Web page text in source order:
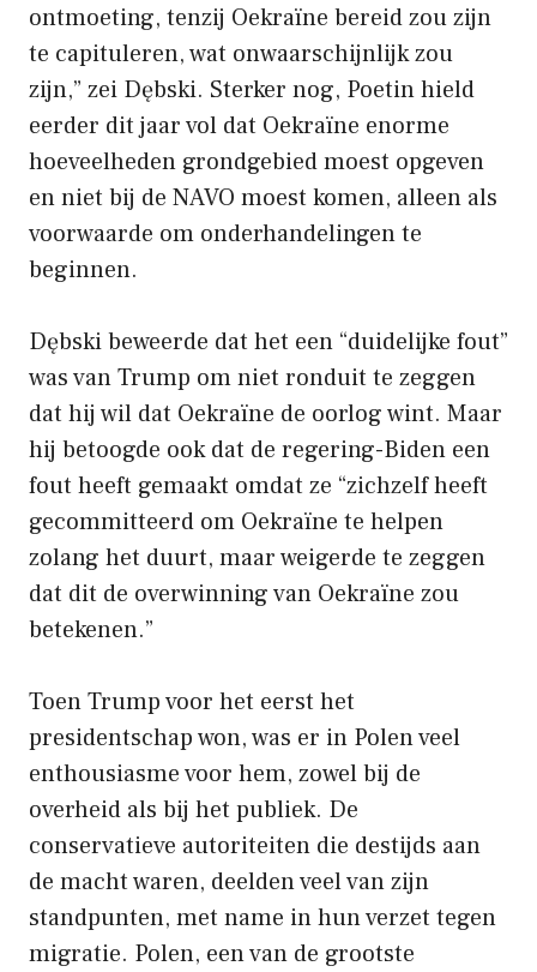
ontmoeting, tenzij Oekraïne bereid zou zijn
te capituleren, wat onwaarschijnlijk zou
zijn,” zei Dębski. Sterker nog, Poetin hield
eerder dit jaar vol dat Oekraïne enorme
hoeveelheden grondgebied moest opgeven
en niet bij de NAVO moest komen, alleen als
voorwaarde om onderhandelingen te
beginnen.
Dębski beweerde dat het een “duidelijke fout”
was van Trump om niet ronduit te zeggen
dat hij wil dat Oekraïne de oorlog wint. Maar
hij betoogde ook dat de regering-Biden een
fout heeft gemaakt omdat ze “zichzelf heeft
gecommitteerd om Oekraïne te helpen
zolang het duurt, maar weigerde te zeggen
dat dit de overwinning van Oekraïne zou
betekenen.”
Toen Trump voor het eerst het
presidentschap won, was er in Polen veel
enthousiasme voor hem, zowel bij de
overheid als bij het publiek. De
conservatieve autoriteiten die destijds aan
de macht waren, deelden veel van zijn
standpunten, met name in hun verzet tegen
migratie. Polen, een van de grootste